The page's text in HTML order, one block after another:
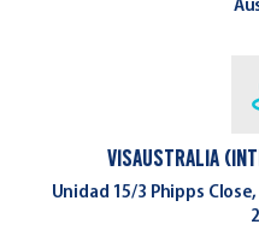
VisAustralia
Unidad 15/3 Phipps